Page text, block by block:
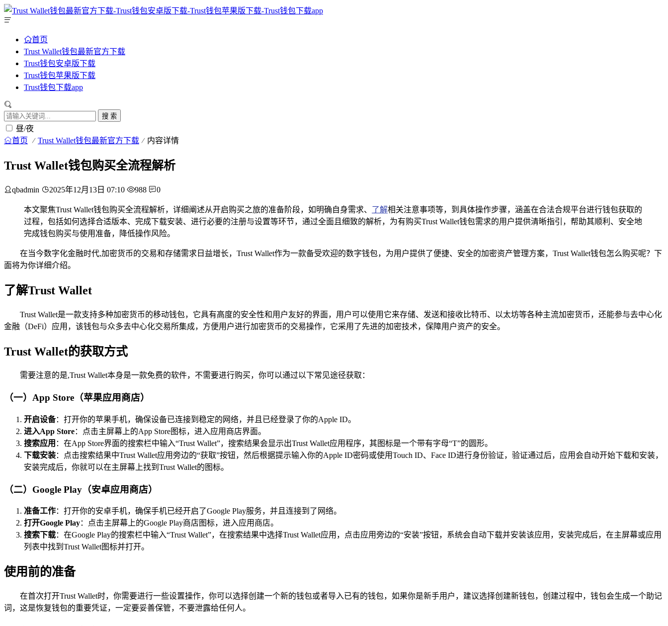
首页
Trust Wallet钱包最新官方下载
Trust钱包安卓版下载
Trust钱包苹果版下载
Trust钱包下载app
搜 索
昼/夜
首页 Trust Wallet钱包最新官方下载 内容详情
Trust Wallet钱包购买全流程解析
qbadmin 2025年12月13日 07:10 988 0
本文聚焦Trust Wallet钱包购买全流程解析，详细阐述从开启购买之旅的准备阶段，如明确自身需求、 了解相关注意事项等，到具体操作步骤，涵盖在合法合规平台进行钱包获取的
过程，包括如何选择合适版本、完成下载安装、进行必要的注册与设置等环节，通过全面且细致的解析，为有购买Trust Wallet钱包需求的用户提供清晰指引，帮助其顺利、安全地
完成钱包购买与使用准备，降低操作风险。
在当今数字化金融时代,加密货币的交易和存储需求日益增长，Trust Wallet作为一款备受欢迎的数字钱包，为用户提供了便捷、安全的加密资产管理方案，Trust Wallet钱包怎么购买呢？下
面将为你详细介绍。
了解Trust Wallet
Trust Wallet是一款支持多种加密货币的移动钱包，它具有高度的安全性和用户友好的界面，用户可以使用它来存储、发送和接收比特币、以太坊等各种主流加密货币，还能参与去中心化
金融（DeFi）应用，该钱包与众多去中心化交易所集成，方便用户进行加密货币的交易操作，它采用了先进的加密技术，保障用户资产的安全。
Trust Wallet的获取方式
需要注意的是,Trust Wallet本身是一款免费的软件，不需要进行购买，你可以通过以下常见途径获取：
（一）App Store（苹果应用商店）
开启设备：打开你的苹果手机，确保设备已连接到稳定的网络，并且已经登录了你的Apple ID。
进入App Store：点击主屏幕上的App Store图标，进入应用商店界面。
搜索应用 ：在App Store界面的搜索栏中输入“Trust Wallet”，搜索结果会显示出Trust Wallet应用程序，其图标是一个带有字母“T”的圆形。
下载安装：点击搜索结果中Trust Wallet应用旁边的“获取”按钮，然后根据提示输入你的Apple ID密码或使用Touch ID、Face ID进行身份验证，验证通过后，应用会自动开始下载和安装，
安装完成后，你就可以在主屏幕上找到Trust Wallet的图标。
（二）Google Play（安卓应用商店）
准备工作：打开你的安卓手机，确保手机已经开启了Google Play服务，并且连接到了网络。
打开Google Play：点击主屏幕上的Google Play商店图标，进入应用商店。
搜索下载：在Google Play的搜索栏中输入“Trust Wallet”，在搜索结果中选择Trust Wallet应用，点击应用旁边的“安装”按钮，系统会自动下载并安装该应用，安装完成后，在主屏幕或应用
列表中找到Trust Wallet图标并打开。
使用前的准备
在首次打开Trust Wallet时，你需要进行一些设置操作，你可以选择创建一个新的钱包或者导入已有的钱包，如果你是新手用户，建议选择创建新钱包，创建过程中，钱包会生成一个助记
词，这是恢复钱包的重要凭证，一定要妥善保管，不要泄露给任何人。